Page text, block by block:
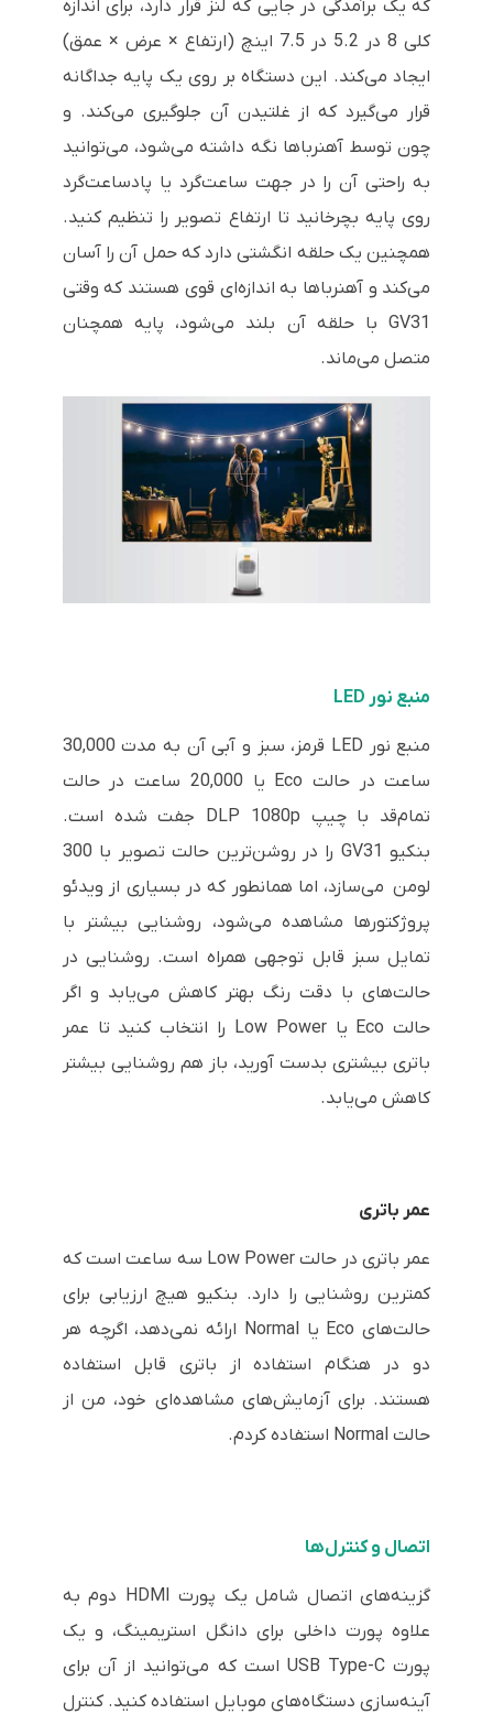
که یک برآمدگی در جایی که لنز قرار دارد، برای اندازه
کلی 8 در 5.2 در 7.5 اینچ (ارتفاع × عرض × عمق)
ایجاد می‌کند. این دستگاه بر روی یک پایه جداگانه
قرار می‌گیرد که از غلتیدن آن جلوگیری می‌کند. و
چون توسط آهنرباها نگه داشته می‌شود، می‌توانید
به راحتی آن را در جهت ساعت‌گرد یا پادساعت‌گرد
روی پایه بچرخانید تا ارتفاع تصویر را تنظیم کنید.
همچنین یک حلقه انگشتی دارد که حمل آن را آسان
می‌کند و آهنرباها به اندازه‌ای قوی هستند که وقتی
GV31 با حلقه آن بلند می‌شود، پایه همچنان
متصل می‌ماند.
منبع نور LED
منبع نور LED قرمز، سبز و آبی آن به مدت 30,000
ساعت در حالت Eco یا 20,000 ساعت در حالت
تمام‌قد با چیپ DLP 1080p جفت شده است.
بنکیو GV31 را در روشن‌ترین حالت تصویر با 300
لومن می‌سازد، اما همانطور که در بسیاری از ویدئو
پروژکتورها مشاهده می‌شود، روشنایی بیشتر با
تمایل سبز قابل توجهی همراه است. روشنایی در
حالت‌های با دقت رنگ بهتر کاهش می‌یابد و اگر
حالت Eco یا Low Power را انتخاب کنید تا عمر
باتری بیشتری بدست آورید، باز هم روشنایی بیشتر
کاهش می‌یابد.
عمر باتری
عمر باتری در حالت Low Power سه ساعت است که
کمترین روشنایی را دارد. بنکیو هیچ ارزیابی برای
حالت‌های Eco یا Normal ارائه نمی‌دهد، اگرچه هر
دو در هنگام استفاده از باتری قابل استفاده
هستند. برای آزمایش‌های مشاهده‌ای خود، من از
حالت Normal استفاده کردم.
اتصال و کنترل‌ها
گزینه‌های اتصال شامل یک پورت HDMI دوم به
علاوه پورت داخلی برای دانگل استریمینگ، و یک
پورت USB Type-C است که می‌توانید از آن برای
آینه‌سازی دستگاه‌های موبایل استفاده کنید. کنترل